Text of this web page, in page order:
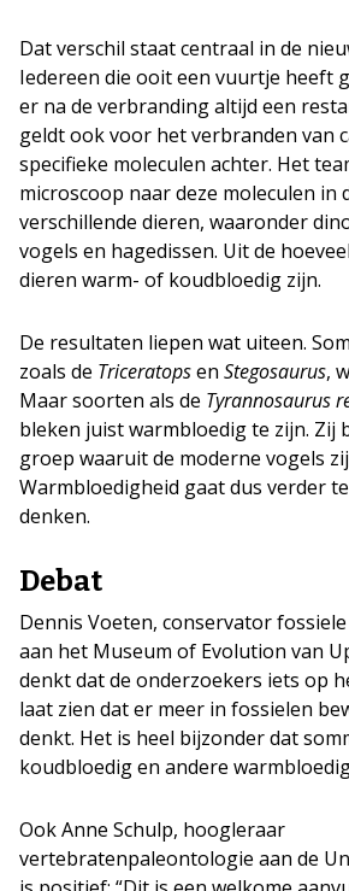
Dat verschil staat centraal in de
Iedereen die ooit een vuurtje heeft
er na de verbranding altijd een
geldt ook voor het verbranden van
specifieke moleculen achter. Het
microscoop naar deze moleculen in
verschillende dieren, waaronder
vogels en hagedissen. Uit de
dieren warm- of koudbloedig zijn.
De resultaten liepen wat uiteen.
zoals de Triceratopsen Stegosaurus,
Maar soorten als de Tyrannosaurus
bleken juist warmbloedig te zijn. Zij
groep waaruit de moderne vogels
Warmbloedigheid gaat dus verder
denken.
Debat
Dennis Voeten, conservator
aan het Museum of Evolution van
denkt dat de onderzoekers iets op
laat zien dat er meer in fossielen
denkt. Het is heel bijzonder dat
koudbloedig en andere
Ook Anne Schulp, hoogleraar
vertebratenpaleontologie aan de